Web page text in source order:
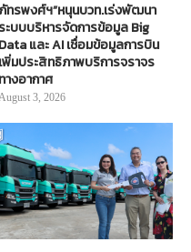
ภัทรพงศ์ฯ”หนุนบวท.เร่งพัฒนา
ระบบบริหารจัดการข้อมูล Big
Data และ AI เชื่อมข้อมูลการบิน
เพิ่มประสิทธิภาพบริการจราจร
ทางอากาศ
3, 2026